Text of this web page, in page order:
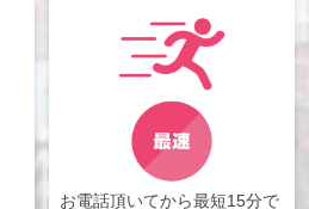
お電話頂いてから最短15分で